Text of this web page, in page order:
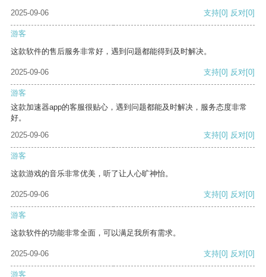
2025-09-06 支持[0] 反对[0]
游客
这款软件的售后服务非常好，遇到问题都能得到及时解决。
2025-09-06 支持[0] 反对[0]
游客
这款加速器app的客服很贴心，遇到问题都能及时解决，服务态度非常
好。
2025-09-06
支持[0] 反对[0]
游客
这款游戏的音乐非常优美，听了让人心旷神怡。
2025-09-06 支持[0] 反对[0]
游客
这款软件的功能非常全面，可以满足我所有需求。
2025-09-06 支持[0] 反对[0]
游客